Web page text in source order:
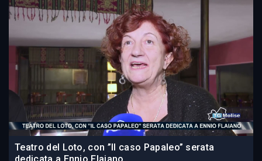
Teatro del Loto, con ”Il caso Papaleo” serata